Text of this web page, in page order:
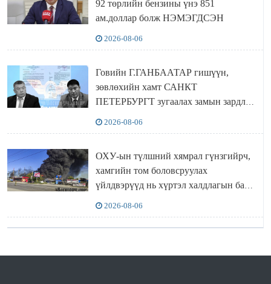
92 төрлийн бензины үнэ 851
ам.доллар болж НЭМЭГДСЭН
2026-08-06
Говийн Г.ГАНБААТАР гишүүн,
зөвлөхийн хамт САНКТ
ПЕТЕРБУРГТ зугаалах замын зардлаа
2026-08-06
ОХУ-ын түлшний хямрал гүнзгийрч,
хамгийн том боловсруулах
үйлдвэрүүд нь хүртэл халдлагын бай
2026-08-06